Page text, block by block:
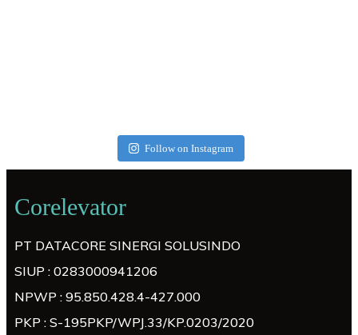
Follow on Instagram
Corelevator
PT DATACORE SINERGI SOLUSINDO
SIUP : 0283000941206
NPWP : 95.850.428.4-427.000
PKP : S-195PKP/WPJ.33/KP.0203/2020